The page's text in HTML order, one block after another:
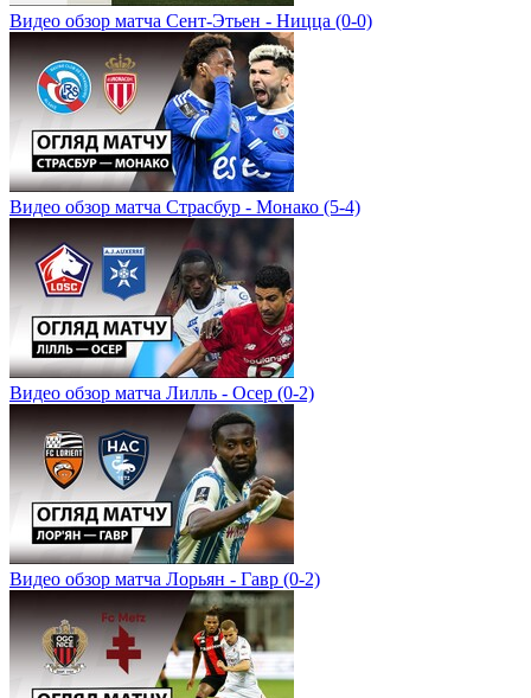
Видео обзор матча Сент-Этьен - Ницца (0-0)
Видео обзор матча Страсбур - Монако (5-4)
Видео обзор матча Лилль - Осер (0-2)
Видео обзор матча Лорьян - Гавр (0-2)